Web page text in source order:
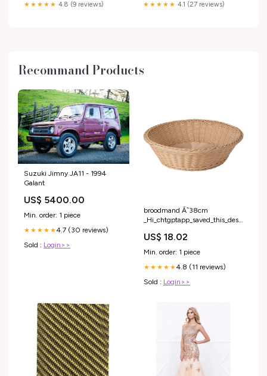
★★★★★ 4.8 (9 reviews) ★★★★★ 4.1 (27 reviews)
Recommand Products
Suzuki Jimny JA11 - 1994
Galant
US$ 5400.00
Min. order: 1 piece
★★★★★4.7 (30 reviews)
Sold : Login>>
broodmand Ã˜38cm
_Hi_chtgptapp_saved_this_description-
US$ 18.02
Min. order: 1 piece
★★★★★4.8 (11 reviews)
Sold : Login>>